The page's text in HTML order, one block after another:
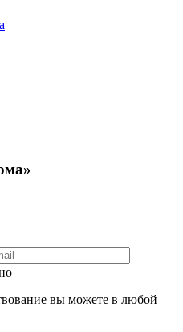
вы можете в любой